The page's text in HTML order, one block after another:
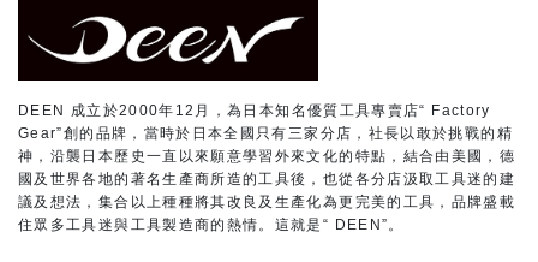
DEEN 成立於2000年12月，為日本知名優質工具專賣店“ Factory
Gear”創的品牌，當時於日本全國只有三家分店，社長以敢於挑戰的精
神，沿襲日本歷史一直以來願意學習外來文化的特點，結合由美國，德
國及世界各地的著名生產商所造的工具後，也從各分店汲取工具迷的建
議及想法，集合以上種種將其改良及生產化為更完美的工具，品牌盛載
住眾多工具迷與工具製造商的熱情。這就是“ DEEN”。